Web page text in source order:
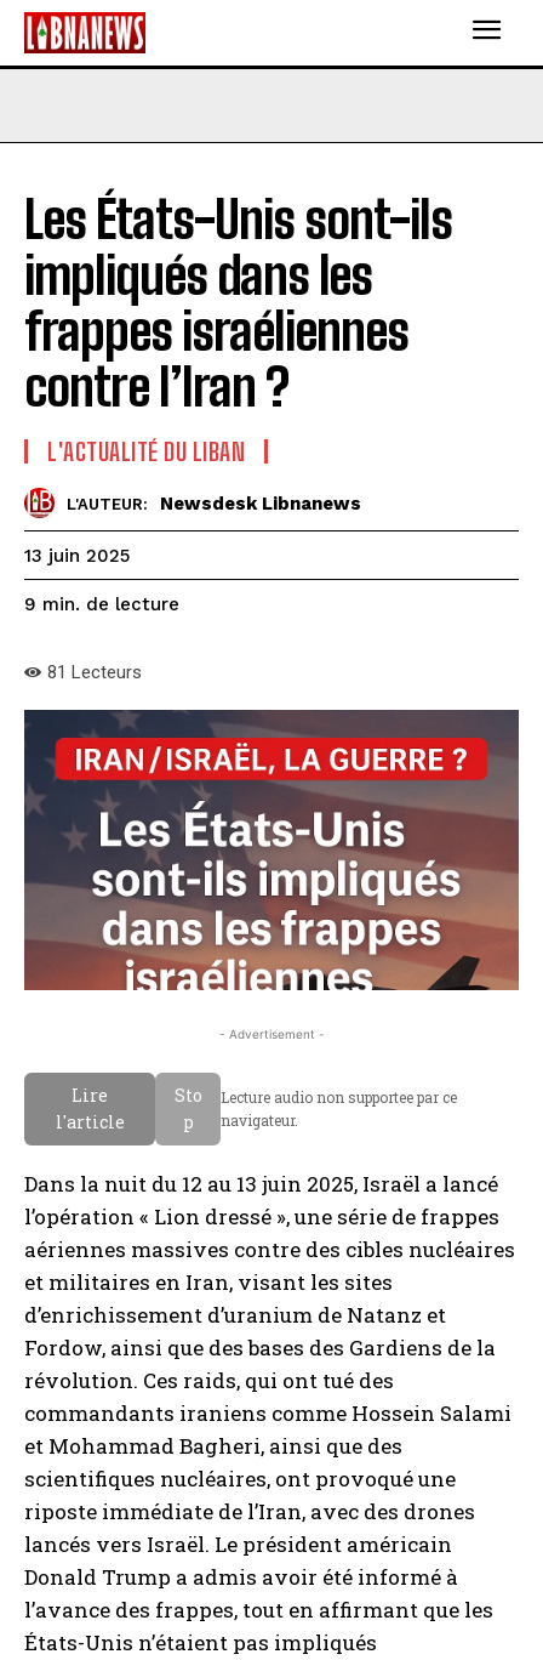
Les États-Unis sont-ils
impliqués dans les
frappes israéliennes
contre l’Iran ?
L'ACTUALITÉ DU LIBAN
L'AUTEUR: Newsdesk Libnanews
13 juin 2025
9 min. de lecture
81 Lecteurs
- Advertisement -
Lire
l'article
Sto
p
Lecture audio non supportee par ce
navigateur.
Dans la nuit du 12 au 13 juin 2025, Israël a lancé
l’opération « Lion dressé », une série de frappes
aériennes massives contre des cibles nucléaires
et militaires en Iran, visant les sites
d’enrichissement d’uranium de Natanz et
Fordow, ainsi que des bases des Gardiens de la
révolution. Ces raids, qui ont tué des
commandants iraniens comme Hossein Salami
et Mohammad Bagheri, ainsi que des
scientifiques nucléaires, ont provoqué une
riposte immédiate de l’Iran, avec des drones
lancés vers Israël. Le président américain
Donald Trump a admis avoir été informé à
l’avance des frappes, tout en affirmant que les
États-Unis n’étaient pas impliqués